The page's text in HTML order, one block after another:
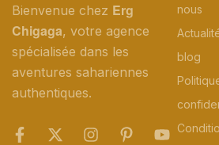
Bienvenue chez Erg
Chigaga, votre agence
spécialisée dans les
aventures sahariennes
authentiques.
nous
blog